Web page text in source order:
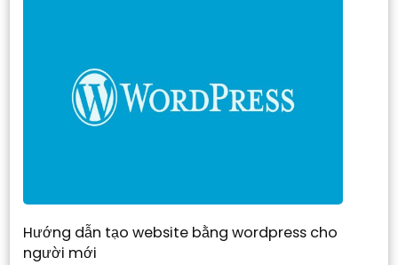
Hướng dẫn tạo website bằng wordpress cho
người mới